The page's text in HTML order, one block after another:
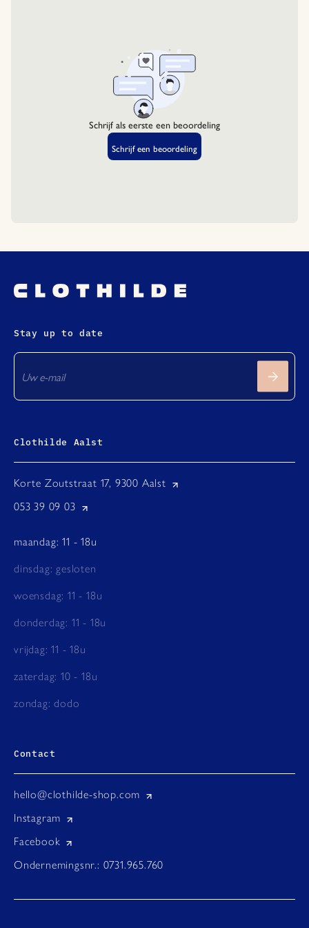
Geniet van de Blue Matcha warm of als ijsthee. Voeg
naar smaak honing of citroen toe voor extra smaak.
Stay up to date
Clothilde Aalst
Korte Zoutstraat 17, 9300 Aalst
053 39 09 03
maandag: 11 - 18u
dinsdag: gesloten
woensdag: 11 - 18u
donderdag: 11 - 18u
vrijdag: 11 - 18u
zaterdag: 10 - 18u
zondag: dodo
Contact
hello@clothilde-shop.com
Instagram
Facebook
Ondernemingsnr.: 0731.965.760